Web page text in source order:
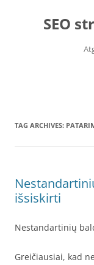
contentSEO
TAG ARCHIVES:
išsiskirti
Nestandartinių
Greičiausiai, kad